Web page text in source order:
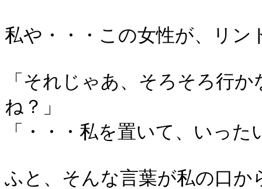
私や・・・この女性が、リン
「それじゃあ、そろそろ行
ね？」
「・・・私を置いて、いっ
ふと、そんな言葉が私の口か